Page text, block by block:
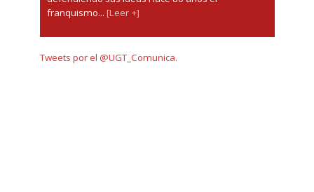
franquismo... [Leer +]
Tweets por el @UGT_Comunica.